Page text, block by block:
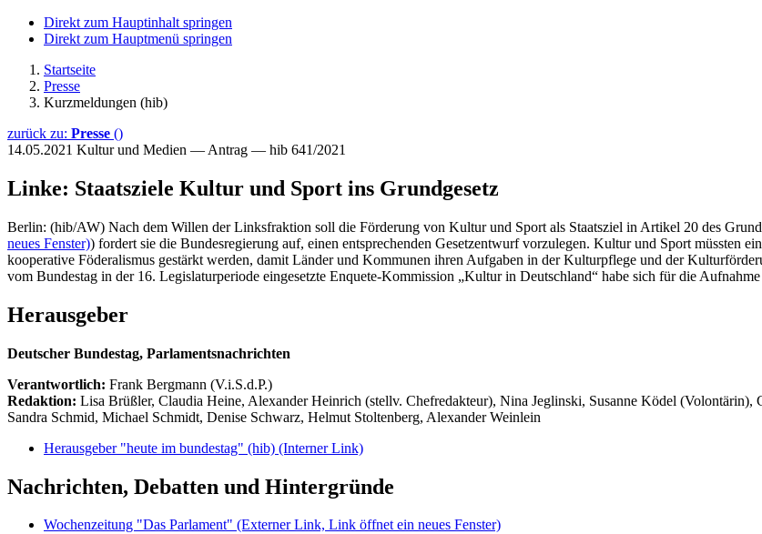
Direkt zum Hauptinhalt springen
Direkt zum Hauptmenü springen
Startseite
Presse
Kurzmeldungen (hib)
zurück zu: Presse ()
14.05.2021 Kultur und Medien — Antrag — hib 641/2021
Linke: Staatsziele Kultur und Sport ins Grundgesetz
Berlin: (hib/AW) Nach dem Willen der Linksfraktion soll die Förderung von Kultur und Sport als Staatsziel in Artikel 20 des
neues Fenster)) fordert sie die Bundesregierung auf, einen entsprechenden Gesetzentwurf vorzulegen. Kultur und Sport müssten
kooperative Föderalismus gestärkt werden, damit Länder und Kommunen ihren Aufgaben in der Kulturpflege und der
vom Bundestag in der 16. Legislaturperiode eingesetzte Enquete-Kommission „Kultur in Deutschland“ habe sich für die
Herausgeber
Deutscher Bundestag, Parlamentsnachrichten
Verantwortlich: Frank Bergmann (V.i.S.d.P.)
Redaktion: Lisa Brüßler, Claudia Heine, Alexander Heinrich (stellv. Chefredakteur), Nina Jeglinski, Susanne Ködel (Volontärin),
Sandra Schmid, Michael Schmidt, Denise Schwarz, Helmut Stoltenberg, Alexander Weinlein
Herausgeber "heute im bundestag" (hib) (Interner Link)
Nachrichten, Debatten und Hintergründe
Wochenzeitung "Das Parlament" (Externer Link, Link öffnet ein neues Fenster)